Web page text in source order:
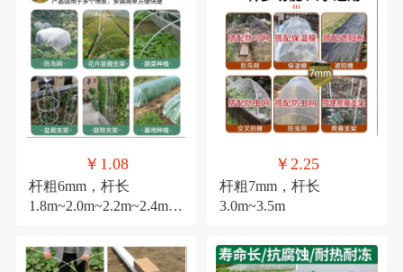
￥1.08
杆粗6mm，杆长
1.8m~2.0m~2.2m~2.4m~3
￥2.25
杆粗7mm，杆长
3.0m~3.5m